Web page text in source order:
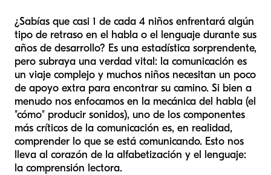
¿Sabías que casi 1 de cada 4 niños enfrentará algún
tipo de retraso en el habla o el lenguaje durante sus
años de desarrollo? Es una estadística sorprendente,
pero subraya una verdad vital: la comunicación es
un viaje complejo y muchos niños necesitan un poco
de apoyo extra para encontrar su camino. Si bien a
menudo nos enfocamos en la mecánica del habla (el
"cómo" producir sonidos), uno de los componentes
más críticos de la comunicación es, en realidad,
comprender lo que se está comunicando. Esto nos
lleva al corazón de la alfabetización y el lenguaje:
la comprensión lectora.